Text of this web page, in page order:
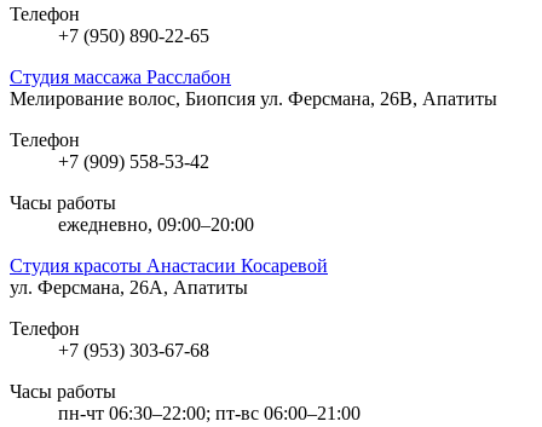
Телефон
+7 (950) 890-22-65
Студия массажа Расслабон
Мелирование волос, Биопсия ул. Ферсмана, 26В, Апатиты
Телефон
+7 (909) 558-53-42
Часы работы
ежедневно, 09:00–20:00
Студия красоты Анастасии Косаревой
ул. Ферсмана, 26А, Апатиты
Телефон
+7 (953) 303-67-68
Часы работы
пн-чт 06:30–22:00; пт-вс 06:00–21:00